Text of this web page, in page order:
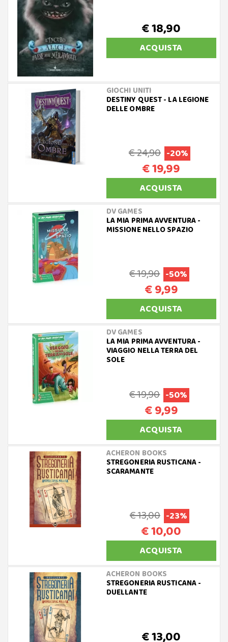
€ 18,90
ACQUISTA
GIOCHI UNITI
DESTINY QUEST - LA LEGIONE
DELLE OMBRE
€ 24,90 -20%
€ 19,99
ACQUISTA
DV GAMES
LA MIA PRIMA AVVENTURA -
MISSIONE NELLO SPAZIO
€ 19,90 -50%
€ 9,99
ACQUISTA
DV GAMES
LA MIA PRIMA AVVENTURA -
VIAGGIO NELLA TERRA DEL
SOLE
€ 19,90 -50%
€ 9,99
ACQUISTA
ACHERON BOOKS
STREGONERIA RUSTICANA -
SCARAMANTE
€ 13,00 -23%
€ 10,00
ACQUISTA
ACHERON BOOKS
STREGONERIA RUSTICANA -
DUELLANTE
€ 13,00